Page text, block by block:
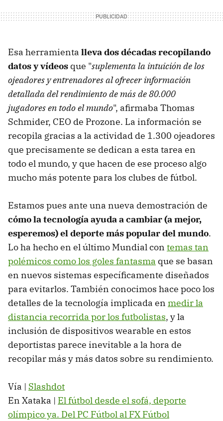
Esa herramienta lleva dos décadas recopilando
datos y vídeos que "suplementa la intuición de los
ojeadores y entrenadores al ofrecer información
detallada del rendimiento de más de 80.000
jugadores en todo el mundo", afirmaba Thomas
Schmider, CEO de Prozone. La información se
recopila gracias a la actividad de 1.300 ojeadores
que precisamente se dedican a esta tarea en
todo el mundo, y que hacen de ese proceso algo
mucho más potente para los clubes de fútbol.
Estamos pues ante una nueva demostración de
cómo la tecnología ayuda a cambiar (a mejor,
esperemos) el deporte más popular del mundo.
Lo ha hecho en el último Mundial con temas tan
polémicos como los goles fantasma que se basan
en nuevos sistemas específicamente diseñados
para evitarlos. También conocimos hace poco los
detalles de la tecnología implicada en medir la
distancia recorrida por los futbolistas, y la
inclusión de dispositivos wearable en estos
deportistas parece inevitable a la hora de
recopilar más y más datos sobre su rendimiento.
Vía | Slashdot
En Xataka | El fútbol desde el sofá, deporte
olímpico ya. Del PC Fútbol al FX Fútbol